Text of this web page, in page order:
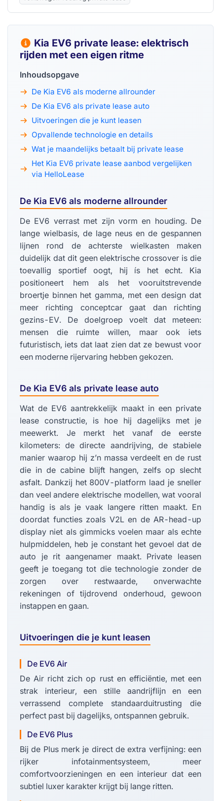
Kia EV6 private lease: elektrisch
rijden met een eigen ritme
Inhoudsopgave
De Kia EV6 als moderne allrounder
De Kia EV6 als private lease auto
Uitvoeringen die je kunt leasen
Opvallende technologie en details
Wat je maandelijks betaalt bij private lease
Het Kia EV6 private lease aanbod vergelijken
via HelloLease
De Kia EV6 als moderne allrounder
De EV6 verrast met zijn vorm en houding. De
lange wielbasis, de lage neus en de gespannen
lijnen rond de achterste wielkasten maken
duidelijk dat dit geen elektrische crossover is die
toevallig sportief oogt, hij ís het echt. Kia
positioneert hem als het vooruitstrevende
broertje binnen het gamma, met een design dat
meer richting conceptcar gaat dan richting
gezins-EV. De doelgroep voelt dat meteen:
mensen die ruimte willen, maar ook iets
futuristisch, iets dat laat zien dat ze bewust voor
een moderne rijervaring hebben gekozen.
De Kia EV6 als private lease auto
Wat de EV6 aantrekkelijk maakt in een private
lease constructie, is hoe hij dagelijks met je
meewerkt. Je merkt het vanaf de eerste
kilometers: de directe aandrijving, de stabiele
manier waarop hij z’n massa verdeelt en de rust
die in de cabine blijft hangen, zelfs op slecht
asfalt. Dankzij het 800V-platform laad je sneller
dan veel andere elektrische modellen, wat vooral
handig is als je vaak langere ritten maakt. En
doordat functies zoals V2L en de AR-head-up
display niet als gimmicks voelen maar als echte
hulpmiddelen, heb je constant het gevoel dat de
auto je rit aangenamer maakt. Private leasen
geeft je toegang tot die technologie zonder de
zorgen over restwaarde, onverwachte
rekeningen of tijdrovend onderhoud, gewoon
instappen en gaan.
Uitvoeringen die je kunt leasen
De EV6 Air
De Air richt zich op rust en efficiëntie, met een
strak interieur, een stille aandrijflijn en een
verrassend complete standaarduitrusting die
perfect past bij dagelijks, ontspannen gebruik.
De EV6 Plus
Bij de Plus merk je direct de extra verfijning: een
rijker infotainmentsysteem, meer
comfortvoorzieningen en een interieur dat een
subtiel luxer karakter krijgt bij lange ritten.